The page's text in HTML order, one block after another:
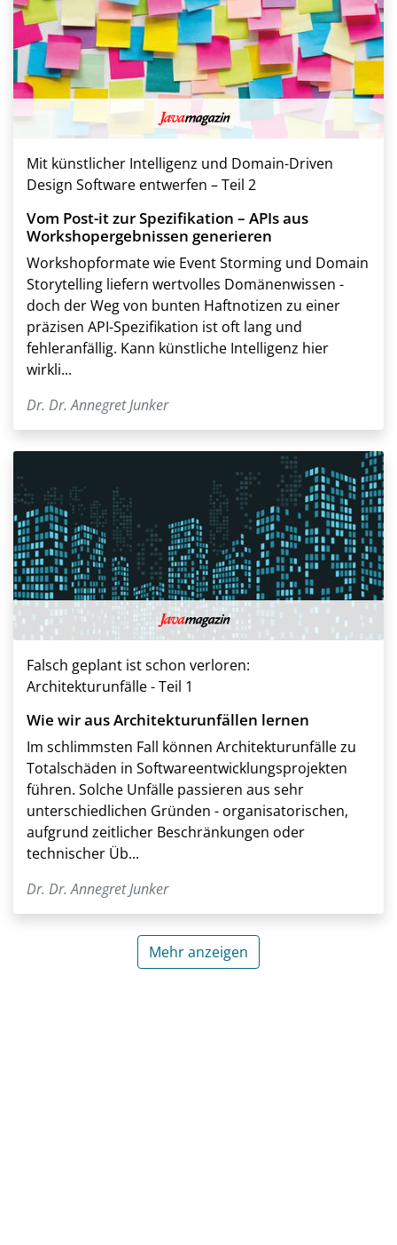
Mit künstlicher Intelligenz und Domain-Driven
Design Software entwerfen – Teil 2
Vom Post-it zur Spezifikation – APIs aus
Workshopergebnissen generieren
Workshopformate wie Event Storming und Domain
Storytelling liefern wertvolles Domänenwissen -
doch der Weg von bunten Haftnotizen zu einer
präzisen API-Spezifikation ist oft lang und
fehleranfällig. Kann künstliche Intelligenz hier
wirkli...
Dr. Dr. Annegret Junker
Falsch geplant ist schon verloren:
Architekturunfälle - Teil 1
Wie wir aus Architekturunfällen lernen
Im schlimmsten Fall können Architekturunfälle zu
Totalschäden in Softwareentwicklungsprojekten
führen. Solche Unfälle passieren aus sehr
unterschiedlichen Gründen - organisatorischen,
aufgrund zeitlicher Beschränkungen oder
technischer Üb...
Dr. Dr. Annegret Junker
Mehr anzeigen